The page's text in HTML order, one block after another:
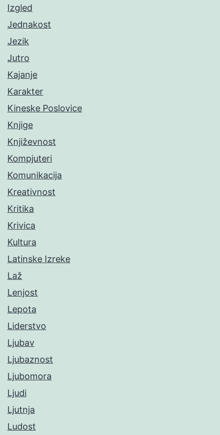
Izgled
Jednakost
Jezik
Jutro
Kajanje
Karakter
Kineske Poslovice
Knjige
Književnost
Kompjuteri
Komunikacija
Kreativnost
Kritika
Krivica
Kultura
Latinske Izreke
Laž
Lenjost
Lepota
Liderstvo
Ljubav
Ljubaznost
Ljubomora
Ljudi
Ljutnja
Ludost